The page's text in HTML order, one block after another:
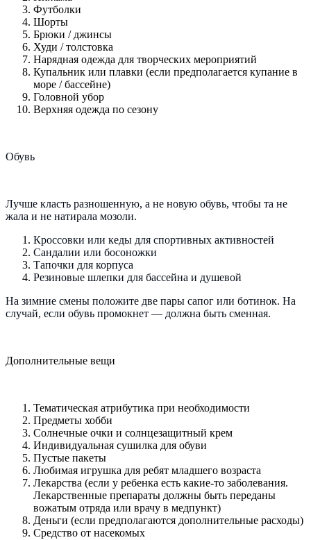
Футболки
Шорты
Брюки / джинсы
Худи / толстовка
Нарядная одежда для творческих мероприятий
Купальник или плавки (если предполагается купание в
море / бассейне)
Головной убор
Верхняя одежда по сезону
Обувь
Лучше класть разношенную, а не новую обувь, чтобы та не
жала и не натирала мозоли.
Кроссовки или кеды для спортивных активностей
Сандалии или босоножки
Тапочки для корпуса
Резиновые шлепки для бассейна и душевой
На зимние смены положите две пары сапог или ботинок. На
случай, если обувь промокнет — должна быть сменная.
Дополнительные вещи
Тематическая атрибутика при необходимости
Предметы хобби
Солнечные очки и солнцезащитный крем
Индивидуальная сушилка для обуви
Пустые пакеты
Любимая игрушка для ребят младшего возраста
Лекарства (если у ребенка есть какие-то заболевания.
Лекарственные препараты должны быть переданы
вожатым отряда или врачу в медпункт)
Деньги (если предполагаются дополнительные расходы)
Средство от насекомых